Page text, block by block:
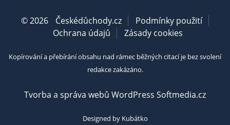
© 2026 Českédůchody.cz
Podmínky použití
Ochrana údajů
Zásady cookies
Kopírování a přebírání obsahu nad rámec běžných citací je bez svolení
redakce zakázáno.
Tvorba a správa webů WordPress Softmedia.cz
Designed by Kubátko